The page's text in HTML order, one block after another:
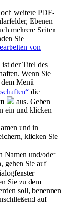
weitere PDF-
Ebenen
mehrere Seiten
Sie
von
ist der Titel des
Wenn Sie
dem Menü
die
aus. Geben
ein und klicken
und in
klicken Sie
Namen und/oder
gehen Sie auf
Sie zu dem
soll, benennen
auf